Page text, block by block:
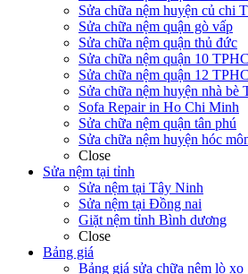
Sửa chữa nệm huyện củ chi
Sửa chữa nệm quận gò vấp
Sửa chữa nệm quận thủ đức
Sửa chữa nệm quận 10
Sửa chữa nệm quận 12
Sửa chữa nệm huyện nhà bè
Sofa Repair in Ho Chi Minh
Sửa chữa nệm quận tân phú
Sửa chữa nệm huyện hóc
Close
Sửa nệm tại tỉnh
Sửa nệm tại Tây Ninh
Sửa nệm tại Đồng nai
Giặt nệm tỉnh Bình dương
Close
Bảng giá
Bảng giá sửa chữa nệm lò xo